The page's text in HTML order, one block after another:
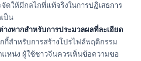
ดให้มีกลไกที่แท้จริงในการปฏิเสธการ
ป็น
งหากสำหรับการประมวลผลที่ละเอียด
สำหรับการสร้างโปรไฟล์พฤติกรรม
หน่ง ผู้ใช้ชาวจีนควรเห็นข้อความขอ